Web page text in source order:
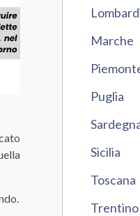
Marche
Puglia
Sicilia
Toscana